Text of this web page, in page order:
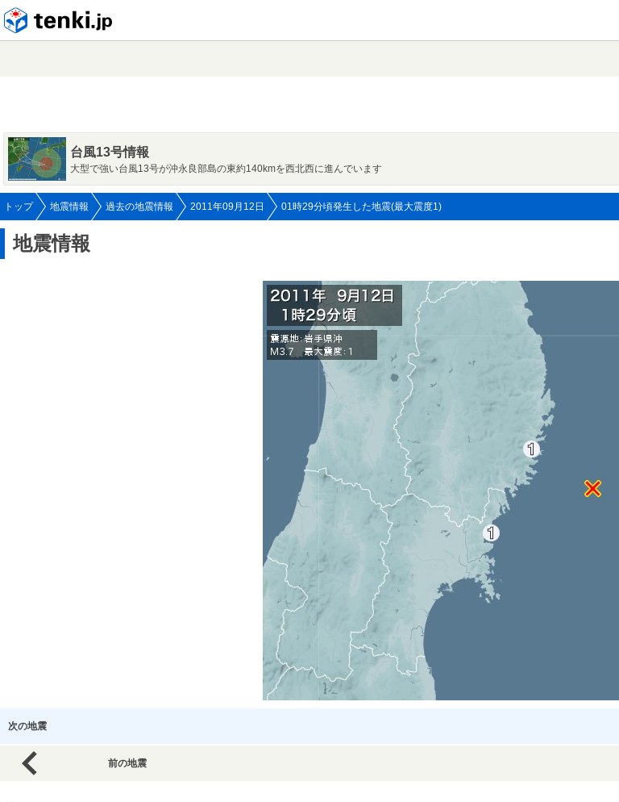
台風13号情報
大型で強い台風13号が沖永良部島の東約140kmを西北西に進んでいます
トップ 地震情報 過去の地震情報 2011年09月12日 01時29分頃発生した地震(最大震度1)
地震情報
次の地震
前の地震